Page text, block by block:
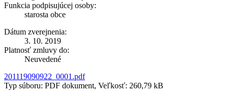
Funkcia podpisujúcej osoby:
starosta obce
Dátum zverejnenia:
3. 10. 2019
Platnosť zmluvy do:
Neuvedené
201119090922_0001.pdf
Typ súboru: PDF dokument, Veľkosť: 260,79 kB